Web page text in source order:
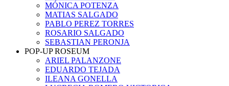
MÓNICA POTENZA
MATIAS SALGADO
PABLO PEREZ TORRES
ROSARIO SALGADO
SEBASTIAN PERONJA
POP-UP ROSEUM
ARIEL PALANZONE
EDUARDO TEJADA
ILEANA GONELLA